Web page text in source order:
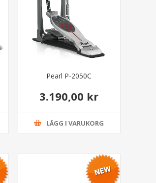
Pearl P-2050C
3.190,00 kr
LÄGG I VARUKORG